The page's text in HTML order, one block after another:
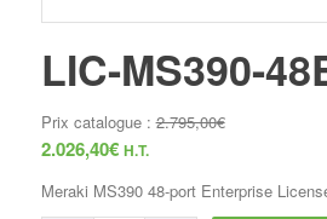
LIC-MS390-
Prix catalogue :2.795,00€
2.026,40€ H.T.
Meraki MS390 48-port Enterprise